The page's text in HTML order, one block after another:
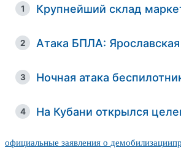
1 Крупнейший склад
2 Атака БПЛА:
3 Ночная атака
4 На Кубани открылся
официальные заявления о демобилизации